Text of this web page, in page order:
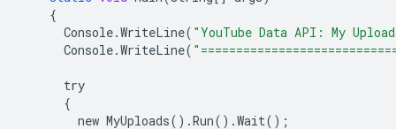
{
Console.WriteLine( "YouTube Data API: My
Console.WriteLine(
try
{
new MyUploads() .Run() .Wait();